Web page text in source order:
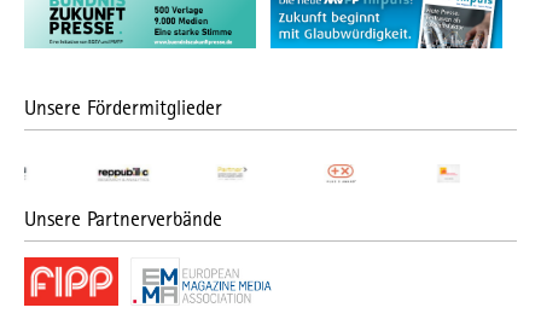
Unsere Fördermitglieder
Unsere Partnerverbände